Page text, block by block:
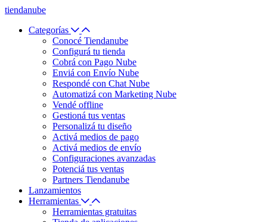
tiendanube
Categorías
Conocé Tiendanube
Configurá tu tienda
Cobrá con Pago Nube
Enviá con Envío Nube
Respondé con Chat Nube
Automatizá con Marketing Nube
Vendé offline
Gestioná tus ventas
Personalizá tu diseño
Activá medios de pago
Activá medios de envío
Configuraciones avanzadas
Potenciá tus ventas
Partners Tiendanube
Lanzamientos
Herramientas
Herramientas gratuitas